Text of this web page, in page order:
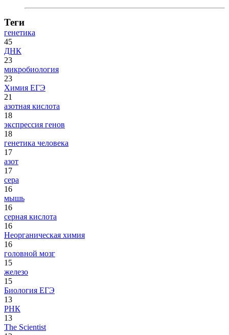
Теги
генетика
45
ДНК
23
микробиология
23
Химия ЕГЭ
21
азотная кислота
18
экспрессия генов
18
генетика человека
17
азот
17
сера
16
мышь
16
серная кислота
16
Неорганическая химия
16
головной мозг
15
железо
15
Биология ЕГЭ
13
РНК
13
The Scientist